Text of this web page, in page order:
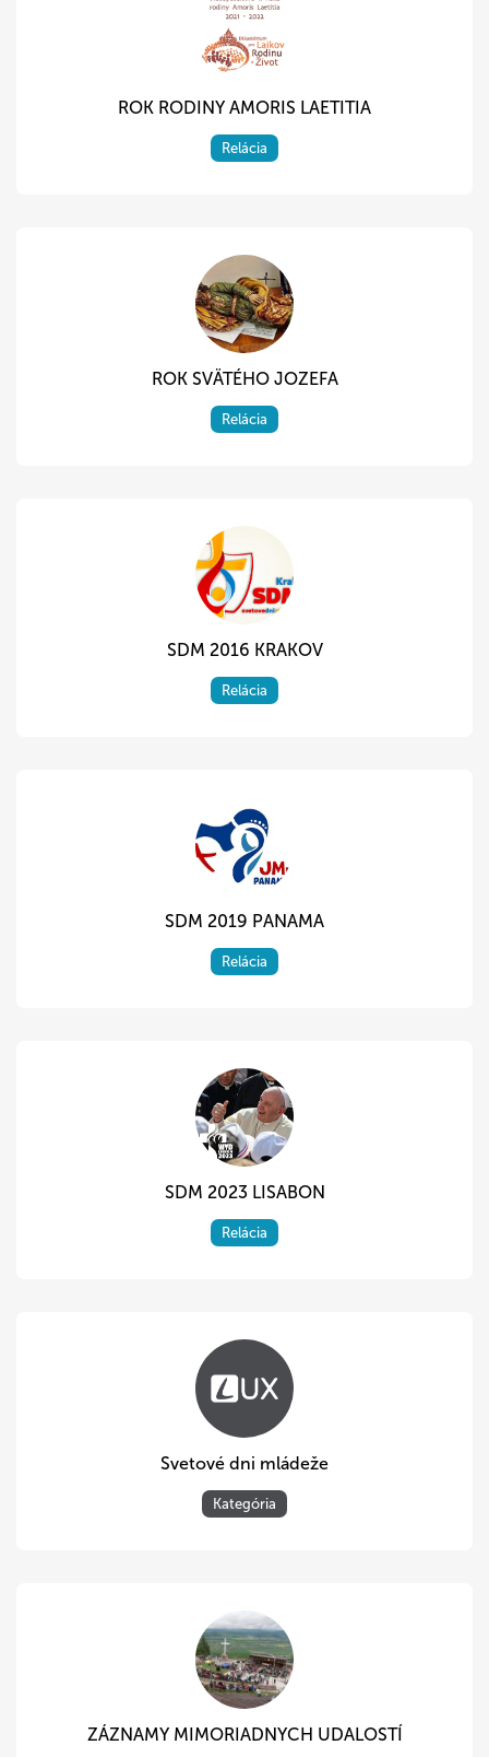
ROK RODINY AMORIS LAETITIA
Relácia
ROK SVÄTÉHO JOZEFA
Relácia
SDM 2016 KRAKOV
Relácia
SDM 2019 PANAMA
Relácia
SDM 2023 LISABON
Relácia
Svetové dni mládeže
Kategória
ZÁZNAMY MIMORIADNYCH UDALOSTÍ